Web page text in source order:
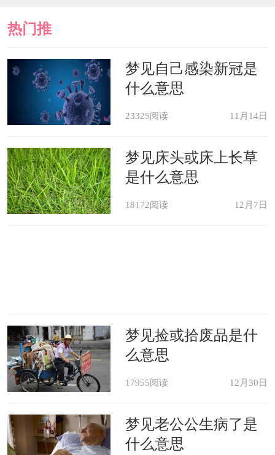
热门推
荐
梦见自己感染新冠是
什么意思
23325阅读 11月14日
梦见床头或床上长草
是什么意思
18172阅读 12月7日
梦见捡或拾废品是什
么意思
17955阅读 12月30日
梦见老公公生病了是
什么意思